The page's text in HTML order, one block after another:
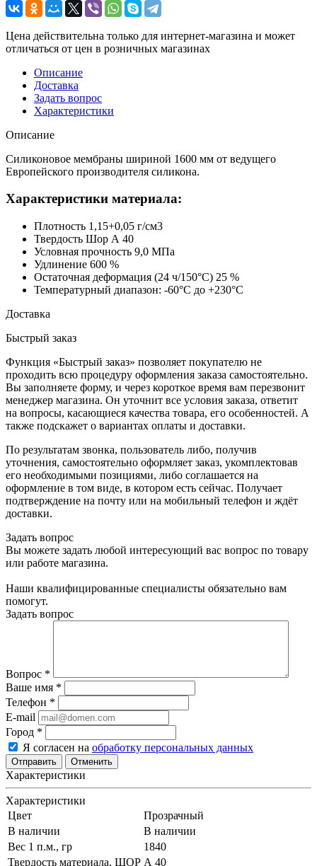
Цена действительна только для интернет-магазина и может
отличаться от цен в розничных магазинах
Описание
Доставка
Задать вопрос
Характеристики
Описание
Силиконовое мембраны шириной 1600 мм от ведущего
Европейского производителя силикона.
Характеристики материала:
Плотность 1,15+0,05 г/см3
Твердость Шор А 40
Условная прочность 9,0 МПа
Удлинение 600 %
Остаточная деформация (24 ч/150°С) 25 %
Температурный диапазон: -60°С до +230°С
Доставка
Быстрый заказ
Функция «Быстрый заказ» позволяет покупателю не
проходить всю процедуру оформления заказа самостоятельно.
Вы заполняете форму, и через короткое время вам перезвонит
менеджер магазина. Он уточнит все условия заказа, ответит
на вопросы, касающиеся качества товара, его особенностей. А
также подскажет о вариантах оплаты и доставки.
По результатам звонка, пользователь либо, получив
уточнения, самостоятельно оформляет заказ, укомплектовав
его необходимыми позициями, либо соглашается на
оформление в том виде, в котором есть сейчас. Получает
подтверждение на почту или на мобильный телефон и ждёт
доставки.
Задать вопрос
Вы можете задать любой интересующий вас вопрос по товару
или работе магазина.
Наши квалифицированные специалисты обязательно вам
помогут.
Задать вопрос
Вопрос *
Ваше имя *
Телефон *
E-mail
Город *
Я согласен на обработку персональных данных
Отменить
Характеристики
Характеристики
Цвет
Прозрачный
В наличии
В наличии
Вес 1 п.м., гр
1840
Твердость материала, ШОР А 40